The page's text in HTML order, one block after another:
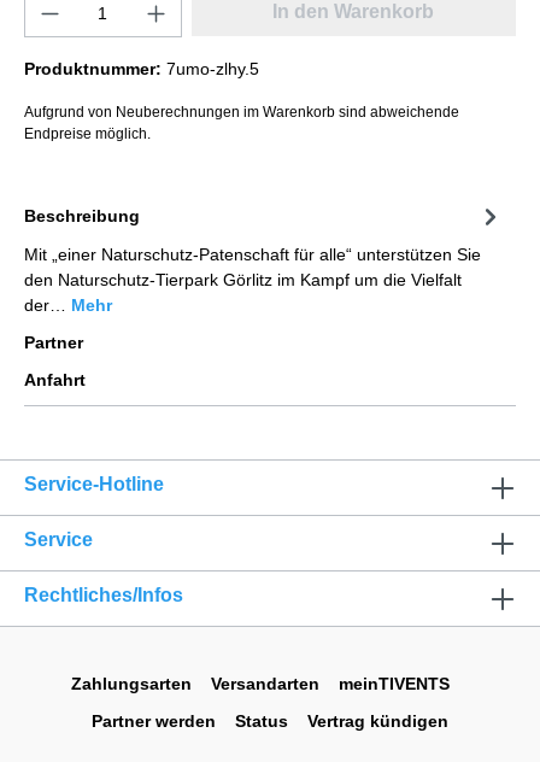
In den Warenkorb
Produktnummer: 7umo-zlhy.5
Aufgrund von Neuberechnungen im Warenkorb sind abweichende
Endpreise möglich.
Beschreibung
Mit „einer Naturschutz-Patenschaft für alle“ unterstützen Sie
den Naturschutz-Tierpark Görlitz im Kampf um die Vielfalt
der… Mehr
Partner
Anfahrt
Service-Hotline
Service
Rechtliches/Infos
Zahlungsarten Versandarten
meinTIVENTS
Partner werden
Status Vertrag kündigen